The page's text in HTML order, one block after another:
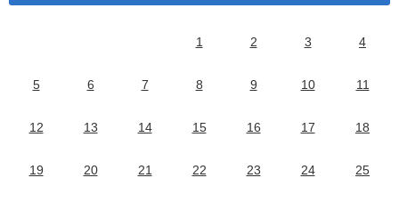
1 2 3 4
5 6 7 8 9 10 11
12 13 14 15 16 17 18
19 20 21 22 23 24 25